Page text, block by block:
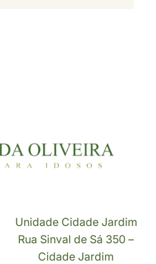
Unidade Cidade Jardim
Rua Sinval de Sá 350 –
Cidade Jardim